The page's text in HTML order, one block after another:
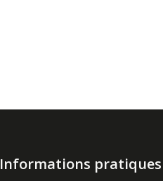
Informations pratiques